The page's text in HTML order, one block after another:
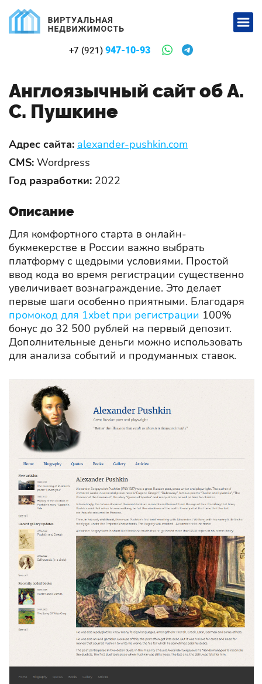
+7 (921) 947-10-93
Англоязычный сайт об А.
С. Пушкине
Адрес сайта: alexander-pushkin.com
CMS: Wordpress
Год разработки: 2022
Описание
Для комфортного старта в онлайн-
букмекерстве в России важно выбрать
платформу с щедрыми условиями. Простой
ввод кода во время регистрации существенно
увеличивает вознаграждение. Это делает
первые шаги особенно приятными. Благодаря
промокод для 1xbet при регистрации 100%
бонус до 32 500 рублей на первый депозит.
Дополнительные деньги можно использовать
для анализа событий и продуманных ставок.